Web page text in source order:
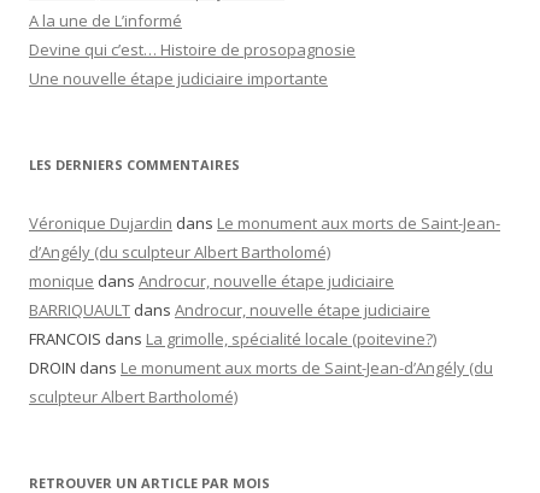
A la une de L’informé
Devine qui c’est… Histoire de prosopagnosie
Une nouvelle étape judiciaire importante
LES DERNIERS COMMENTAIRES
Véronique Dujardin dans Le monument aux morts de Saint-Jean-
d’Angély (du sculpteur Albert Bartholomé)
monique dans Androcur, nouvelle étape judiciaire
BARRIQUAULT dans Androcur, nouvelle étape judiciaire
FRANCOIS dans La grimolle, spécialité locale (poitevine?)
DROIN dans Le monument aux morts de Saint-Jean-d’Angély (du
sculpteur Albert Bartholomé)
RETROUVER UN ARTICLE PAR MOIS